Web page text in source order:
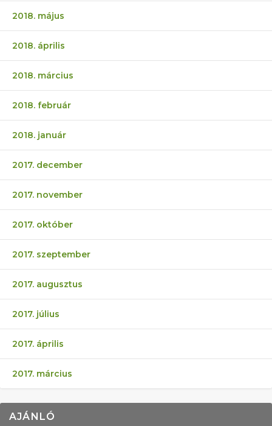
2018. május
2018. április
2018. március
2018. február
2018. január
2017. december
2017. november
2017. október
2017. szeptember
2017. augusztus
2017. július
2017. április
2017. március
AJÁNLÓ